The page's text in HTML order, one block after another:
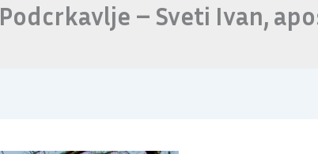
Podcrkavlje – Sveti Ivan,